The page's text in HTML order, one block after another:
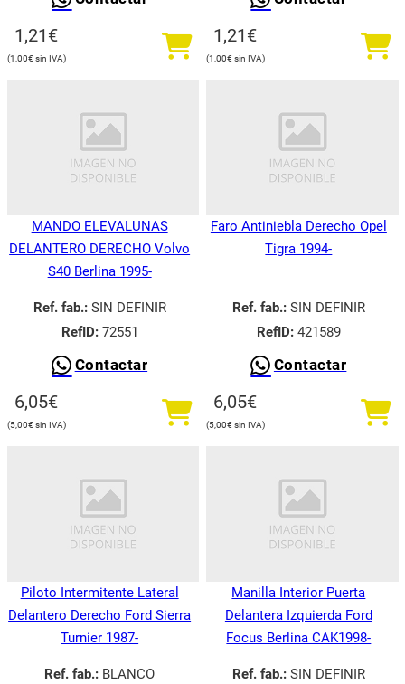
1,21€
1,00€
1,21€
1,00€
MANDO ELEVALUNAS
DELANTERO DERECHO Volvo
S40 Berlina 1995-
Ref. fab.:SIN DEFINIR
RefID:72551
Contactar
6,05€
5,00€
Faro Antiniebla Derecho Opel
Tigra 1994-
Ref. fab.:SIN DEFINIR
RefID:421589
Contactar
6,05€
5,00€
Piloto Intermitente Lateral
Delantero Derecho Ford Sierra
Turnier 1987-
Ref. fab.: BLANCO
Manilla Interior Puerta
Delantera Izquierda Ford
Focus Berlina CAK1998-
Ref. fab.:SIN DEFINIR